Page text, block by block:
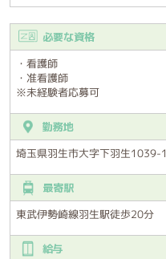
必要な資格
・看護師
・准看護師
※未経験者応募可
勤務地
埼玉県羽生市大字下羽生1039-1
最寄駅
東武伊勢崎線羽生駅徒歩20分
給与